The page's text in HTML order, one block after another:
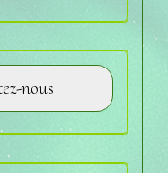
nous